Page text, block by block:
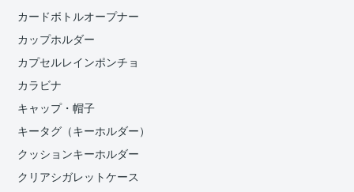
カードボトルオープナー
カップホルダー
カプセルレインポンチョ
カラビナ
キャップ・帽子
キータグ（キーホルダー）
クッションキーホルダー
クリアシガレットケース